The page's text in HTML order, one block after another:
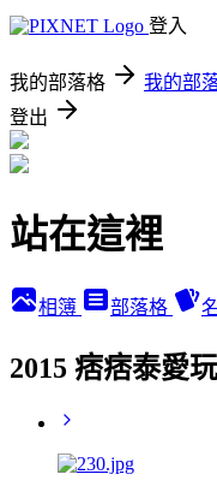
登入
我的部落格 我的部
登出
站在這裡
相簿 部落格
2015 痞痞泰愛